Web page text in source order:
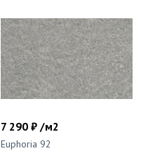
7 290 ₽ /м2
Euphoria 92